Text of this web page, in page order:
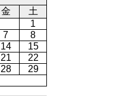
金
土
1
7
8
14
15
21
22
28
29